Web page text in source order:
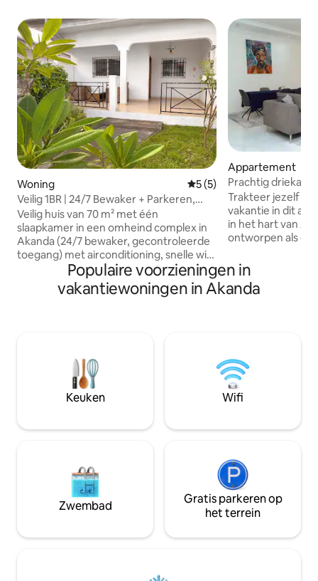
Woning Gemiddelde beoordeling
5 (5)
Veilig 1BR | 24/7 Bewaker + Parkeren,
Centraal Akanda
Veilig huis van 70 m² met één
slaapkamer in een omheind complex in
Akanda (24/7 bewaker, gecontroleerde
toegang) met airconditioning, snelle wifi
en eigen parkeergelegenheid. Ons
privéwatersysteem levert water tijdens
tijdelijke onderbrekingen in de stad. Dit
Je bevindt je in het hart van Akanda met
restaurants, markten en winkels voor de
deur. Luchthaven: 10 min; 5 minuten
rijden naar het strand van Sablière.
Appartement
Prachtig
Parkeerplaats
Trakteer jezelf
vakantie in dit
in het hart van
ontworpen als
premium
veiligheid. Of je
voor werk reist,
Gratis VTC-
boeking van 3
watertank en
Populaire voorzieningen in
vakantiewoningen in Akanda
Keuken Wifi
Zwembad
Gratis parkeren op
het terrein